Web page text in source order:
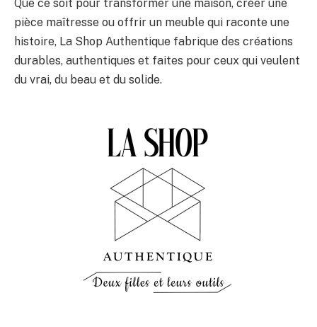
Que ce soit pour transformer une maison, créer une
pièce maîtresse ou offrir un meuble qui raconte une
histoire, La Shop Authentique fabrique des créations
durables, authentiques et faites pour ceux qui veulent
du vrai, du beau et du solide.